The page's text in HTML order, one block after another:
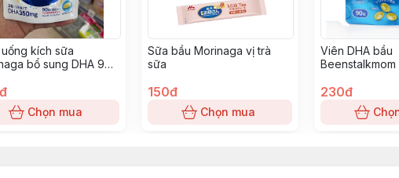
kích sữa
bổ sung DHA 90
Chọn mua
Sữa bầu Morinaga vị trà
sữa
150đ
Chọn mua
Viên DHA bầu
Beenstalkmom
230đ